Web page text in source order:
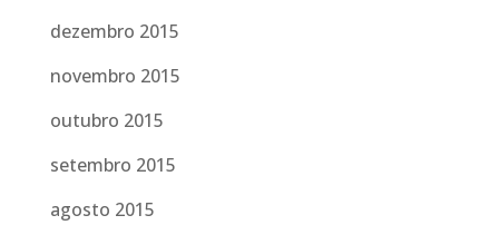
dezembro 2015
novembro 2015
outubro 2015
setembro 2015
agosto 2015